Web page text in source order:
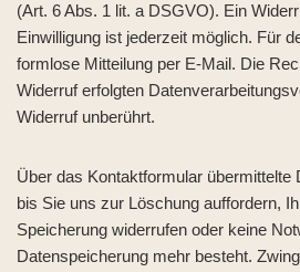
(Art. 6 Abs. 1 lit. a DSGVO). Ein
Einwilligung ist jederzeit möglich. Für
formlose Mitteilung per E-Mail. Die
Widerruf erfolgten
Widerruf unberührt.
Über das Kontaktformular übermittelte
bis Sie uns zur Löschung auffordern,
Speicherung widerrufen oder keine
Datenspeicherung mehr besteht.